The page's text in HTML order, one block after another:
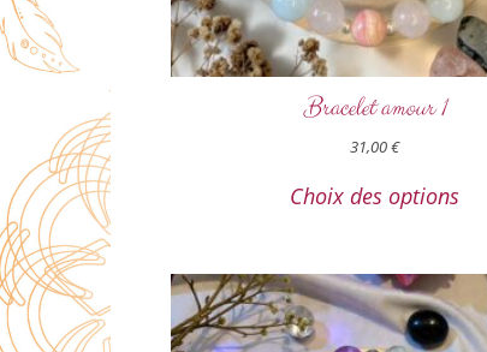
Bracelet amour 1
31,00€
Choix des options